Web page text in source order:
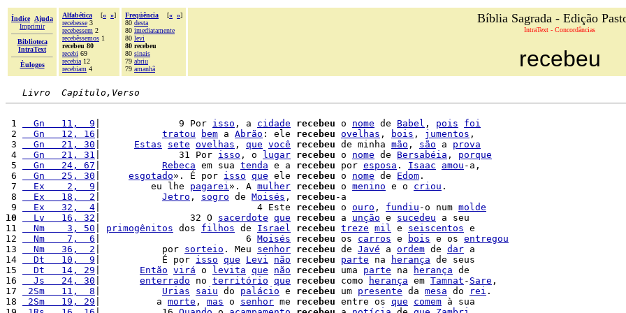
Índice
Ajuda
Imprimir
Biblioteca
IntraText
Èulogos
Alfabética [« »]
recebesse 3
recebessem 2
recebêssemos 1
recebeu 80
recebi 69
recebia 12
recebiam 4
Freqüência [« »]
80 desta
80 imediatamente
80 levi
80 recebeu
80 sinais
79 abriu
79 amanhã
Bíblia Sagrada - Edição
IntraText - Concordâncias
recebeu
Livro  Capítulo,Verso
1
  Gn   11,  9
|              9 Por isso , a cidade recebeu o nome de Babel , pois
foi
2
  Gn   12, 16
tratou bem a Abrão : ele recebeu ovelhas , bois , jumentos ,
3
  Gn   21, 30
Estas sete ovelhas , que você recebeu de minha mão , são a prova
4
  Gn   21, 31
|              31 Por isso , o lugar recebeu o nome de Bersabéia , porque
5
  Gn   24, 67
Rebeca em sua tenda e a recebeu por esposa . Isaac amou -a,
6
  Gn   25, 30
esgotado». É por isso que ele recebeu o nome de Edom .
7
  Ex    2,  9
|         eu lhe pagarei». A mulher recebeu o menino e o criou .
8
  Ex   18,  2
Jetro , sogro de Moisés , recebeu -a
9
  Ex   32,  4
|                            4 Este recebeu o ouro , fundiu -o num molde
10
  Lv   16, 32
|                32 O sacerdote que recebeu a unção e sucedeu a seu
11
  Nm    3, 50
primogênitos dos filhos de Israel recebeu treze mil e seiscentos e
12
  Nm    7,  6
|                          6 Moisés recebeu os carros e bois e os entregou
13
  Nm   36,  2
|           por sorteio . Meu senhor recebeu de Javé a ordem de dar a
14
  Dt   10,  9
|           É por isso que Levi não recebeu parte na herança de seus
15
  Dt   14, 29
Então virá o levita que não recebeu uma parte na herança de
16
  Js   24, 30
enterrado no território que recebeu como herança em Tamnat - Sare ,
17
2Sm   11,  8 Urias saiu do palácio e recebeu um presente da mesa do rei .
18
2Sm   19, 29 |          a morte , mas o senhor me recebeu entre os que comem à sua